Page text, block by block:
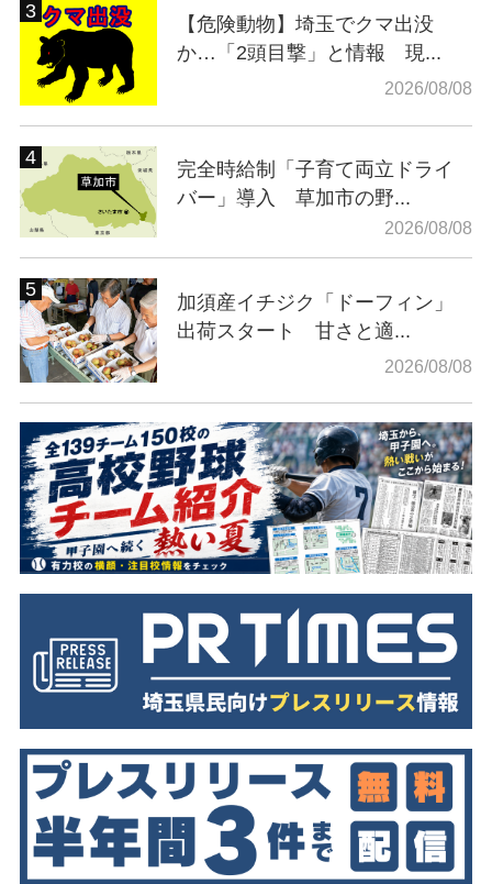
【危険動物】埼玉でクマ出没
か…「2頭目撃」と情報 現...
2026/08/08
完全時給制「子育て両立ドライ
バー」導入 草加市の野...
2026/08/08
加須産イチジク「ドーフィン」
出荷スタート 甘さと適...
2026/08/08